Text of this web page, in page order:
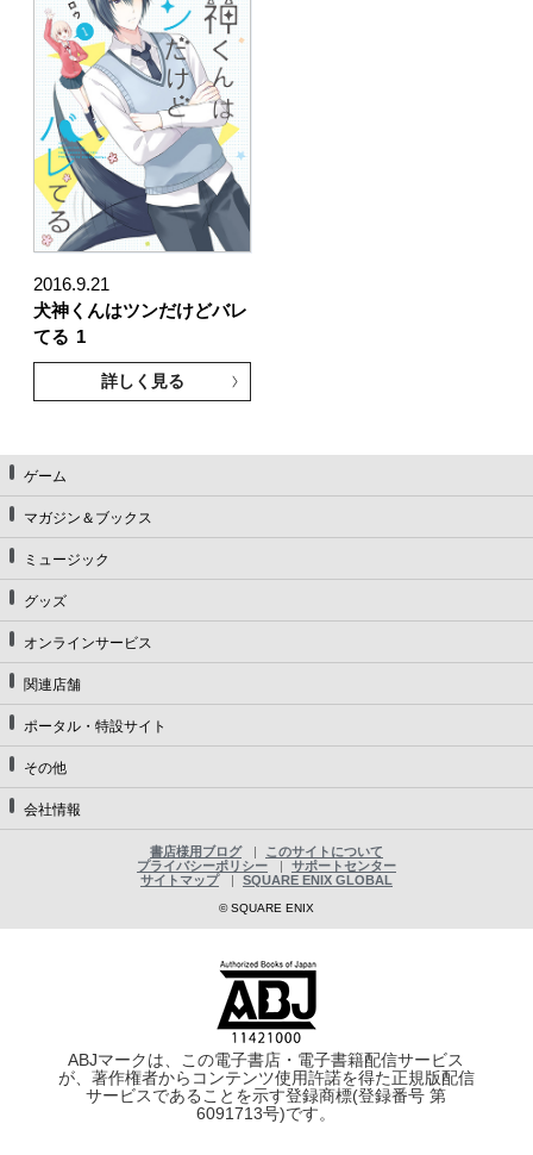
2016.9.21
犬神くんはツンだけどバレ
てる 1
詳しく見る
ゲーム
マガジン＆ブックス
ミュージック
グッズ
オンラインサービス
関連店舗
ポータル・特設サイト
その他
会社情報
書店様用ブログ
このサイトについて
プライバシーポリシー
サポートセンター
サイトマップ
SQUARE ENIX GLOBAL
© SQUARE ENIX
ABJマークは、この電子書店・電子書籍配信サービス
が、著作権者からコンテンツ使用許諾を得た正規版配信
サービスであることを示す登録商標(登録番号 第
6091713号)です。